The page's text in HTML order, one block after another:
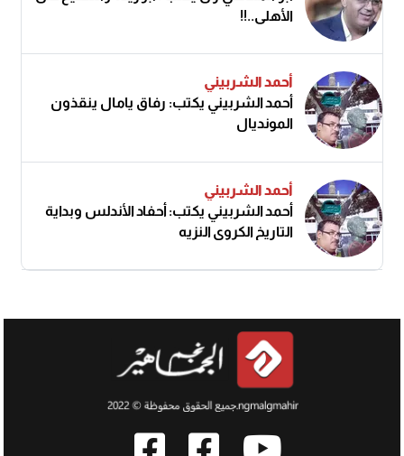
الأهلى..!!
أحمد الشربيني
أحمد الشربيني يكتب: رفاق يامال ينقذون
المونديال
أحمد الشربيني
أحمد الشربيني يكتب: أحفاد الأندلس وبداية
التاريخ الكروي النزيه